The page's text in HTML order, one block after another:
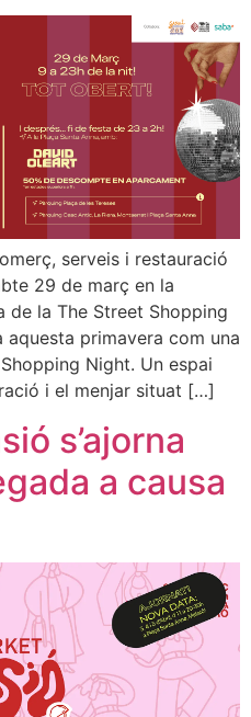
serveis i restauració
29 de març en la
de la The Street Shopping
primavera com una
Night. Un espai
i el menjar situat […]
s’ajorna
a causa